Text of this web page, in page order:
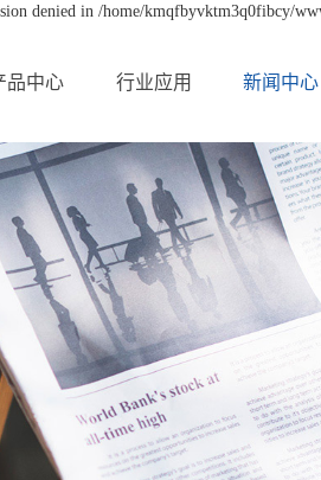
denied in /home/kmqfbyvktm3q0fibcy/
品中心 行业应用 新闻中心